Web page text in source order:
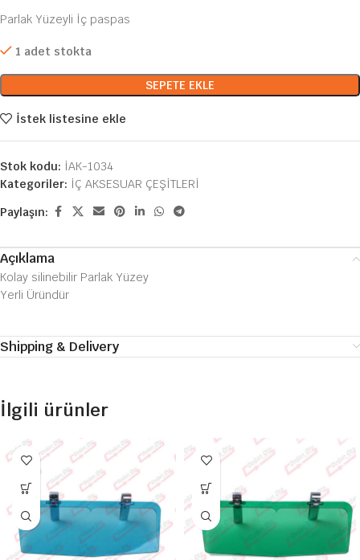
Parlak Yüzeyli İç paspas
1 adet stokta
SEPETE EKLE
İstek listesine ekle
Stok kodu: İAK-1034
Kategoriler: İÇ AKSESUAR ÇEŞİTLERİ
Paylaşın:
Açıklama
Kolay silinebilir Parlak Yüzey
Yerli Üründür
Shipping & Delivery
İlgili ürünler